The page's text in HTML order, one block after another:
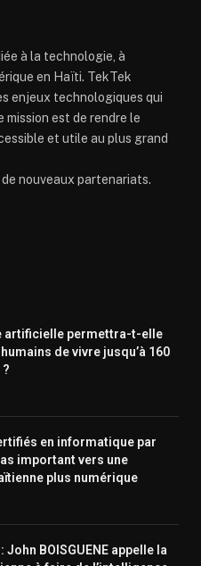
à la technologie, à
en Haïti. TekTek
enjeux technologiques qui
est de rendre le
et utile au plus grand
nouveaux partenariats.
artificielle permettra-t-elle
de vivre jusqu’à 160
en informatique par
important vers une
plus numérique
John BOISGUENE appelle la